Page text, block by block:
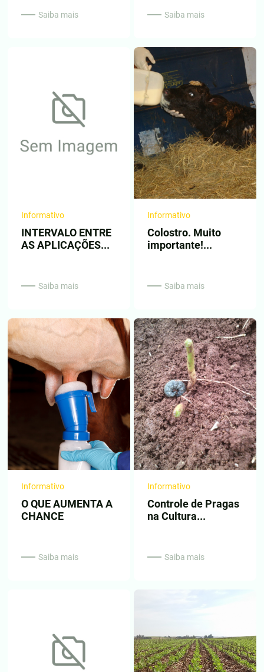
Saiba mais Saiba mais
Informativo
INTERVALO ENTRE
AS APLICAÇÕES...
Saiba mais
Informativo
Colostro. Muito
importante!...
Saiba mais
Informativo
O QUE AUMENTA A
CHANCE
Saiba mais
Informativo
Controle de Pragas
na Cultura...
Saiba mais